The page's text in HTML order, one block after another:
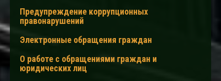
Предупреждение коррупционных
правонарушений
Электронные обращения граждан
О работе с обращениями граждан и
юридических лиц